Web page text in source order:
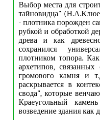
Выбор места для
тайновидца"
- плотника порожден
рубкой и обработкой
древа и как
сохранился
плотником топора.
архетипов,
громового камня и
раскрывается в
свода", которые
Краеугольный
возведение здания как